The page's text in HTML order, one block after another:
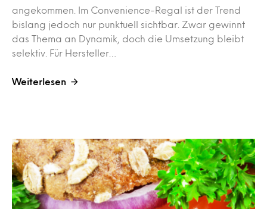
angekommen. Im Convenience-Regal ist der Trend
bislang jedoch nur punktuell sichtbar. Zwar gewinnt
das Thema an Dynamik, doch die Umsetzung bleibt
selektiv. Für Hersteller…
Weiterlesen